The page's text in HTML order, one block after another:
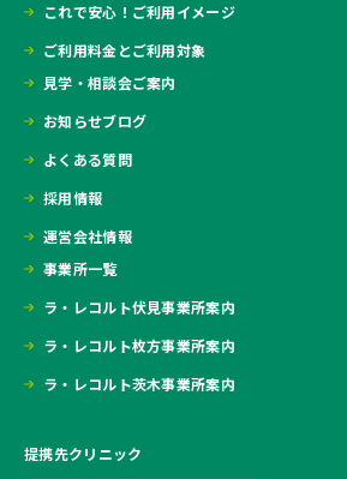
これで安心！ご利用イメージ
ご利用料金とご利用対象
見学・相談会ご案内
お知らせブログ
よくある質問
採用情報
運営会社情報
事業所一覧
ラ・レコルト伏見事業所案内
ラ・レコルト枚方事業所案内
ラ・レコルト茨木事業所案内
提携先クリニック